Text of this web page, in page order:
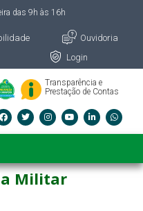
das 9h às 16h
Ouvidoria
Login
Transparência e
Prestação de Contas
Militar